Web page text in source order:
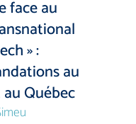
face au
» :
au
Québec